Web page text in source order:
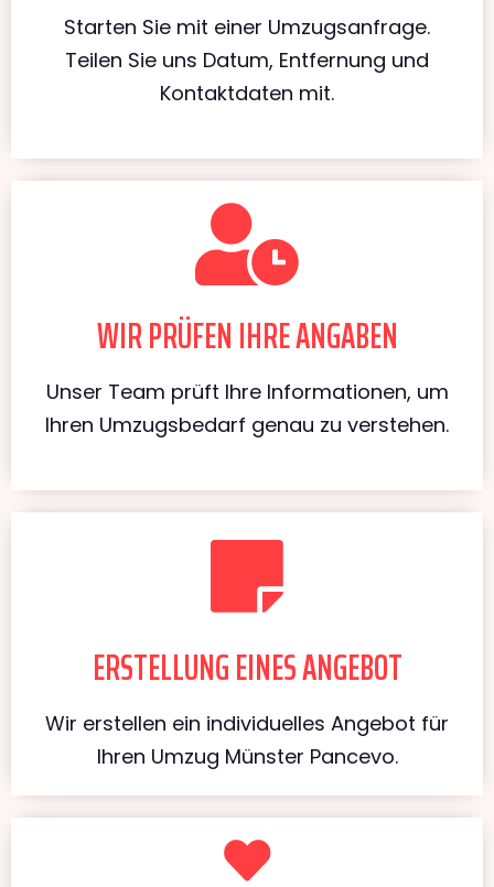
Starten Sie mit einer Umzugsanfrage.
Teilen Sie uns Datum, Entfernung und
Kontaktdaten mit.
WIR PRÜFEN IHRE ANGABEN
Unser Team prüft Ihre Informationen, um
Ihren Umzugsbedarf genau zu verstehen.
ERSTELLUNG EINES ANGEBOT
Wir erstellen ein individuelles Angebot für
Ihren Umzug Münster Pancevo.